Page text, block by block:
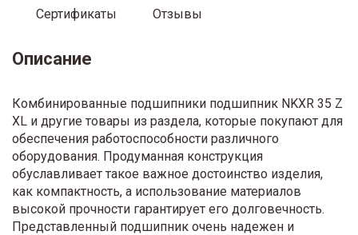
Сертификаты Отзывы
Описание
Комбинированные подшипники подшипник NKXR 35 Z
XL и другие товары из раздела, которые покупают для
обеспечения работоспособности различного
оборудования. Продуманная конструкция
обуславливает такое важное достоинство изделия,
как компактность, а использование материалов
высокой прочности гарантирует его долговечность.
Представленный подшипник очень надежен и